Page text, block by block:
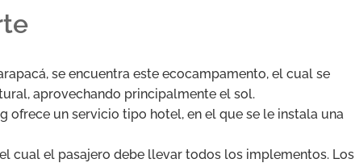
se encuentra este ecocampamento, el cual se
aprovechando principalmente el sol.
ofrece un servicio tipo hotel, en el que se le instala una
cual el pasajero debe llevar todos los implementos. Los